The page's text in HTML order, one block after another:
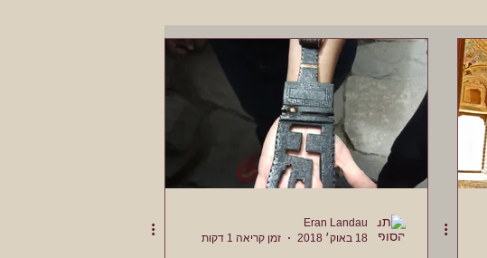
Eran Landau
18 באוק׳ 2018
זמן קריאה 1 דקות